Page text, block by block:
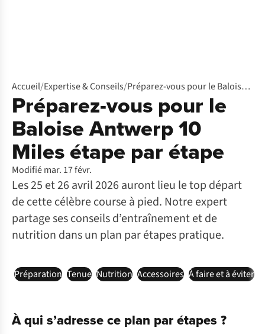
Accueil/Expertise & Conseils/ Préparez-vous pour le Baloise Antwerp 10 Miles étape par étape
Préparez-vous pour le
Baloise Antwerp 10
Miles étape par étape
Modifié mar. 17 févr.
Les 25 et 26 avril 2026 auront lieu le top départ
de cette célèbre course à pied. Notre expert
partage ses conseils d’entraînement et de
nutrition dans un plan par étapes pratique.
Préparation Tenue Nutrition Accessoires À faire et à éviter
À qui s’adresse ce plan par étapes ?